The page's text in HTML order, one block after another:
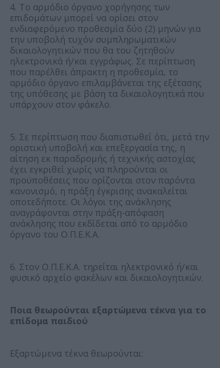
4. Το αρμόδιο όργανο χορήγησης των
επιδομάτων μπορεί να ορίσει στον
ενδιαφερόμενο προθεσμία δύο (2) μηνών για
την υποβολή τυχόν συμπληρωματικών
δικαιολογητικών που θα του ζητηθούν
ηλεκτρονικά ή/και εγγράφως. Σε περίπτωση
που παρέλθει άπρακτη η προθεσμία, το
αρμόδιο όργανο επιλαμβάνεται της εξέτασης
της υπόθεσης με βάση τα δικαιολογητικά που
υπάρχουν στον φάκελο.
5. Σε περίπτωση που διαπιστωθεί ότι, μετά την
οριστική υποβολή και επεξεργασία της, η
αίτηση εκ παραδρομής ή τεχνικής αστοχίας
έχει εγκριθεί χωρίς να πληρούνται οι
προϋποθέσεις που ορίζονται στον παρόντα
κανονισμό, η πράξη έγκρισης ανακαλείται
οποτεδήποτε. Οι λόγοι της ανάκλησης
αναγράφονται στην πράξη-απόφαση
ανάκλησης που εκδίδεται από το αρμόδιο
όργανο του Ο.Π.Ε.Κ.Α.
6. Στον Ο.Π.Ε.Κ.Α. τηρείται ηλεκτρονικό ή/και
φυσικό αρχείο φακέλων και δικαιολογητικών.
Ποια θεωρούνται εξαρτώμενα τέκνα για το
επίδομα παιδιού
Εξαρτώμενα τέκνα θεωρούνται: